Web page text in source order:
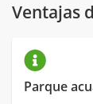
Ventajas
Parque